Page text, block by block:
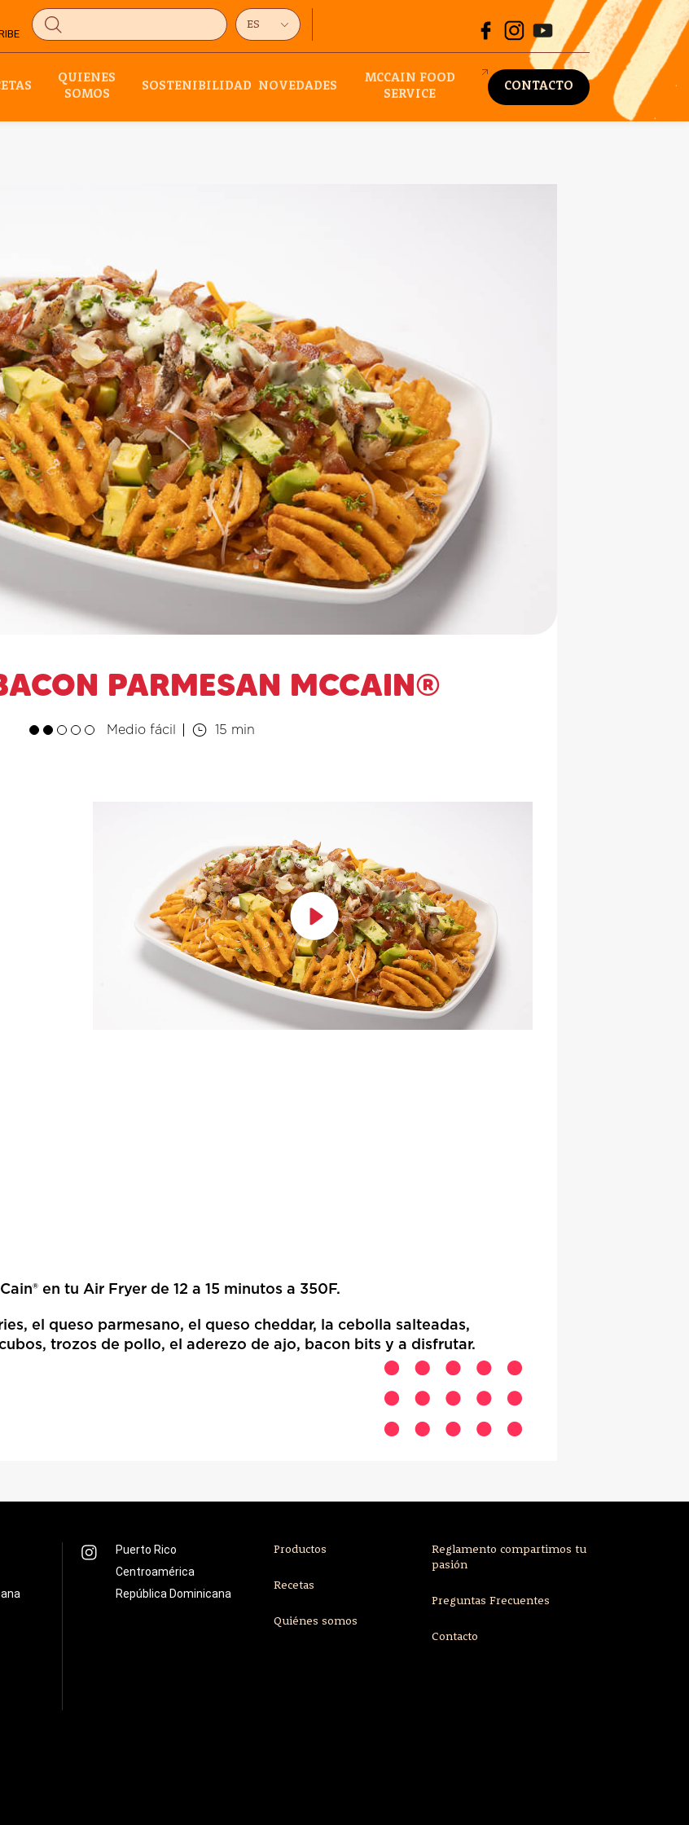
QUIENES
SOMOS
SOSTENIBILIDAD NOVEDADES
MCCAIN FOOD
SERVICE
CONTACTO
PARMESAN MCCAIN®
Medio fácil 15 min
en tu Air Fryer de 12 a 15 minutos a 350F.
el queso parmesano, el queso cheddar, la cebolla salteadas,
trozos de pollo, el aderezo de ajo, bacon bits y a disfrutar.
Puerto Rico
Centroamérica
República Dominicana
Productos
Recetas
Quiénes somos
Reglamento compartimos tu
pasión
Preguntas Frecuentes
Contacto